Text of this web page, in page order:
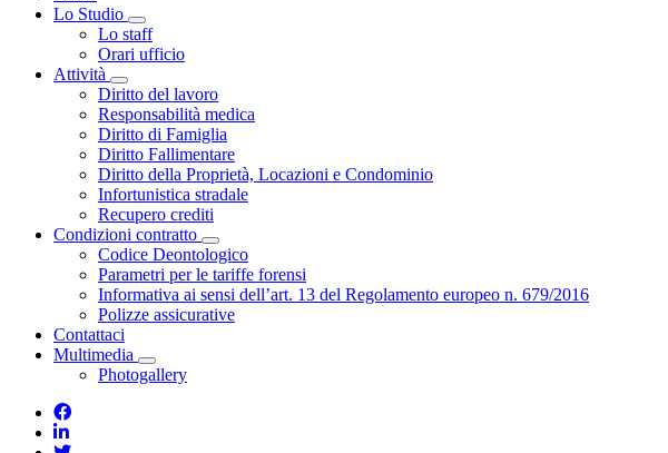
Lo Studio
Toggle Dropdown
Lo staff
Orari ufficio
Attività
Toggle Dropdown
Diritto del lavoro
Responsabilità medica
Diritto di Famiglia
Diritto Fallimentare
Diritto della Proprietà, Locazioni e Condominio
Infortunistica stradale
Recupero crediti
Condizioni contratto
Toggle Dropdown
Codice Deontologico
Parametri per le tariffe forensi
Informativa ai sensi dell’art. 13 del Regolamento europeo n. 679/2016
Polizze assicurative
Contattaci
Multimedia
Toggle Dropdown
Photogallery